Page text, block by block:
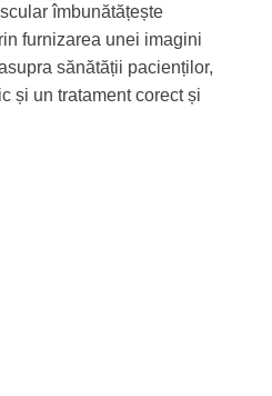
îmbunătățește
furnizarea unei imagini
sănătății pacienților,
și un tratament corect și